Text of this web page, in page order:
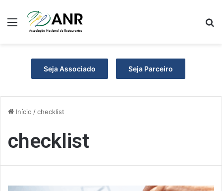
Menu
Seja Associado Seja Parceiro
Início /checklist
checklist